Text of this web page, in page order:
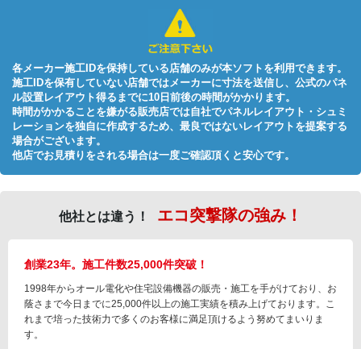
各メーカー施工IDを保持している店舗のみが本ソフトを利用できます。
施工IDを保有していない店舗ではメーカーに寸法を送信し、公式のパネ
ル設置レイアウト得るまでに10日前後の時間がかかります。
時間がかかることを嫌がる販売店では自社でパネルレイアウト・シュミ
レーションを独自に作成するため、最良ではないレイアウトを提案する
場合がございます。
他店でお見積りをされる場合は一度ご確認頂くと安心です。
他社とは違う！ エコ突撃隊の強み！
創業23年。施工件数25,000件突破！
1998年からオール電化や住宅設備機器の販売・施工を手がけており、お
蔭さまで今日までに25,000件以上の施工実績を積み上げております。こ
れまで培った技術力で多くのお客様に満足頂けるよう努めてまいりま
す。